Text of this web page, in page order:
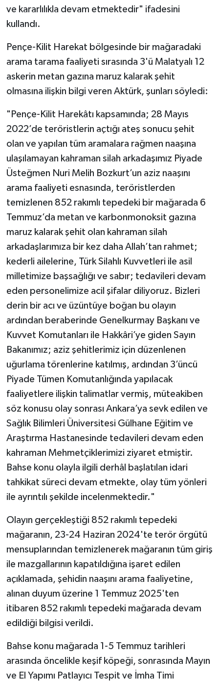
ve kararlılıkla devam etmektedir" ifadesini
kullandı.
Pençe-Kilit Harekat bölgesinde bir mağaradaki
arama tarama faaliyeti sırasında 3'ü Malatyalı 12
askerin metan gazına maruz kalarak şehit
olmasına ilişkin bilgi veren Aktürk, şunları söyledi:
"Pençe-Kilit Harekâtı kapsamında; 28 Mayıs
2022’de teröristlerin açtığı ateş sonucu şehit
olan ve yapılan tüm aramalara rağmen naaşına
ulaşılamayan kahraman silah arkadaşımız Piyade
Üsteğmen Nuri Melih Bozkurt’un aziz naaşını
arama faaliyeti esnasında, teröristlerden
temizlenen 852 rakımlı tepedeki bir mağarada 6
Temmuz’da metan ve karbonmonoksit gazına
maruz kalarak şehit olan kahraman silah
arkadaşlarımıza bir kez daha Allah’tan rahmet;
kederli ailelerine, Türk Silahlı Kuvvetleri ile asil
milletimize başsağlığı ve sabır; tedavileri devam
eden personelimize acil şifalar diliyoruz. Bizleri
derin bir acı ve üzüntüye boğan bu olayın
ardından beraberinde Genelkurmay Başkanı ve
Kuvvet Komutanları ile Hakkâri’ye giden Sayın
Bakanımız; aziz şehitlerimiz için düzenlenen
uğurlama törenlerine katılmış, ardından 3’üncü
Piyade Tümen Komutanlığında yapılacak
faaliyetlere ilişkin talimatlar vermiş, müteakiben
söz konusu olay sonrası Ankara’ya sevk edilen ve
Sağlık Bilimleri Üniversitesi Gülhane Eğitim ve
Araştırma Hastanesinde tedavileri devam eden
kahraman Mehmetçiklerimizi ziyaret etmiştir.
Bahse konu olayla ilgili derhâl başlatılan idari
tahkikat süreci devam etmekte, olay tüm yönleri
ile ayrıntılı şekilde incelenmektedir."
Olayın gerçekleştiği 852 rakımlı tepedeki
mağaranın, 23-24 Haziran 2024'te terör örgütü
mensuplarından temizlenerek mağaranın tüm giriş
ile mazgallarının kapatıldığına işaret edilen
açıklamada, şehidin naaşını arama faaliyetine,
alınan duyum üzerine 1 Temmuz 2025'ten
itibaren 852 rakımlı tepedeki mağarada devam
edildiği bilgisi verildi.
Bahse konu mağarada 1-5 Temmuz tarihleri
arasında öncelikle keşif köpeği, sonrasında Mayın
ve El Yapımı Patlayıcı Tespit ve İmha Timi